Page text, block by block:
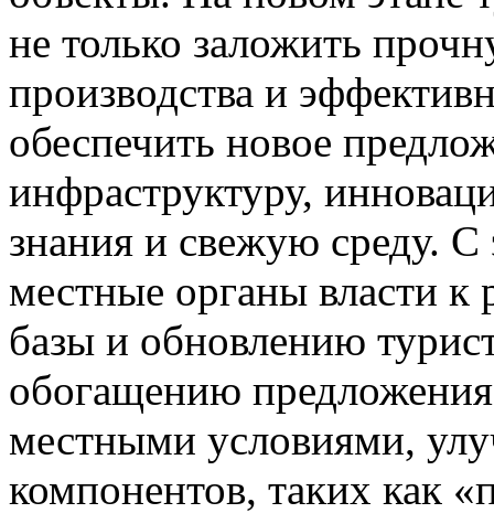
не только заложить
производства и
обеспечить новое
инфраструктуру,
знания и свежую среду.
местные органы власти
базы и обновлению
обогащению
местными условиями,
компонентов, таких как